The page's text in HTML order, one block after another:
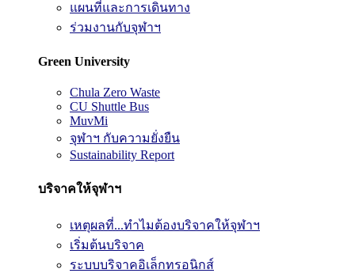
แผนที่และการเดินทาง
ร่วมงานกับจุฬาฯ
Green University
Chula Zero Waste
CU Shuttle Bus
MuvMi
จุฬาฯ กับความยั่งยืน
Sustainability Report
บริจาคให้จุฬาฯ
เหตุผลที่...ทำไมต้องบริจาคให้จุฬาฯ
เริ่มต้นบริจาค
ระบบบริจาคอิเล็กทรอนิกส์